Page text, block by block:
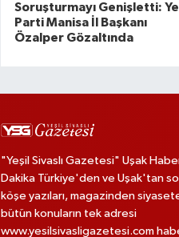
Soruşturmayı Genişletti:
Parti Manisa İl Başkanı
Özalper Gözaltında
"Yeşil Sivaslı Gazetesi" Uşak
Dakika Türkiye'den ve Uşak'tan
köşe yazıları, magazinden
bütün konuların tek adresi
www.yesilsivasligazetesi.com